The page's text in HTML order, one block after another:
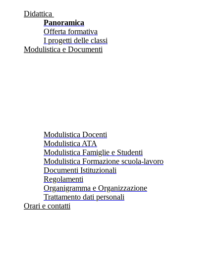
Didattica
Panoramica
Offerta formativa
I progetti delle classi
Modulistica e Documenti
Modulistica Docenti
Modulistica ATA
Modulistica Famiglie e Studenti
Modulistica Formazione scuola-lavoro
Documenti Istituzionali
Regolamenti
Organigramma e Organizzazione
Trattamento dati personali
Orari e contatti